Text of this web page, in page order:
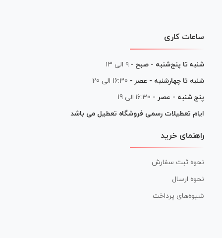
ساعات کاری
شنبه تا پنج‌شنبه - صبح - ۹ الی ۱۳
شنبه تا چهارشنبه - عصر - 16:30 الی 20
پنج شنبه - عصر - 16:30 الی 19
ایام تعطیلات رسمی فروشگاه تعطیل می باشد
راهنمای خرید
نحوه ثبت سفارش
نحوه ارسال
شیوه‌های پرداخت